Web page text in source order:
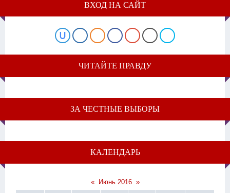
ВХОД НА САЙТ
ЧИТАЙТЕ ПРАВДУ
ЗА ЧЕСТНЫЕ ВЫБОРЫ
КАЛЕНДАРЬ
« Июнь 2016 »